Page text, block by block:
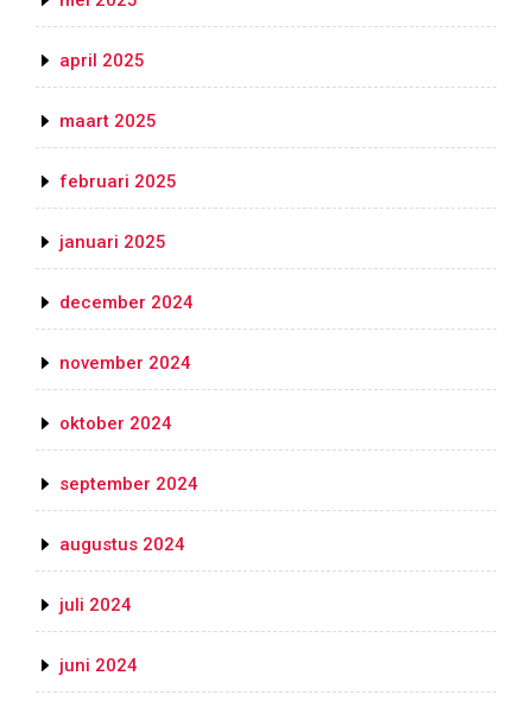
april 2025
maart 2025
februari 2025
januari 2025
december 2024
november 2024
oktober 2024
september 2024
augustus 2024
juli 2024
juni 2024